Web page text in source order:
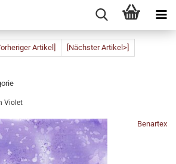
Artikel]
[Nächster Artikel>]
Violet
Benartex